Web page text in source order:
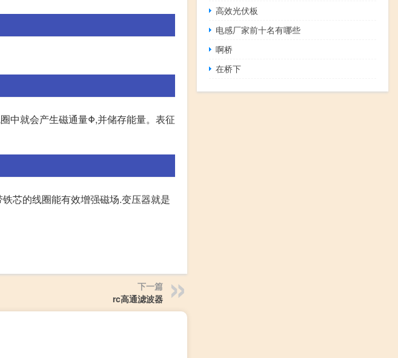
中就会产生磁通量Φ,并储存能量。表征
芯的线圈能有效增强磁场.变压器就是
下一篇
rc高通滤波器
高效光伏板
电感厂家前十名有哪些
啊桥
在桥下